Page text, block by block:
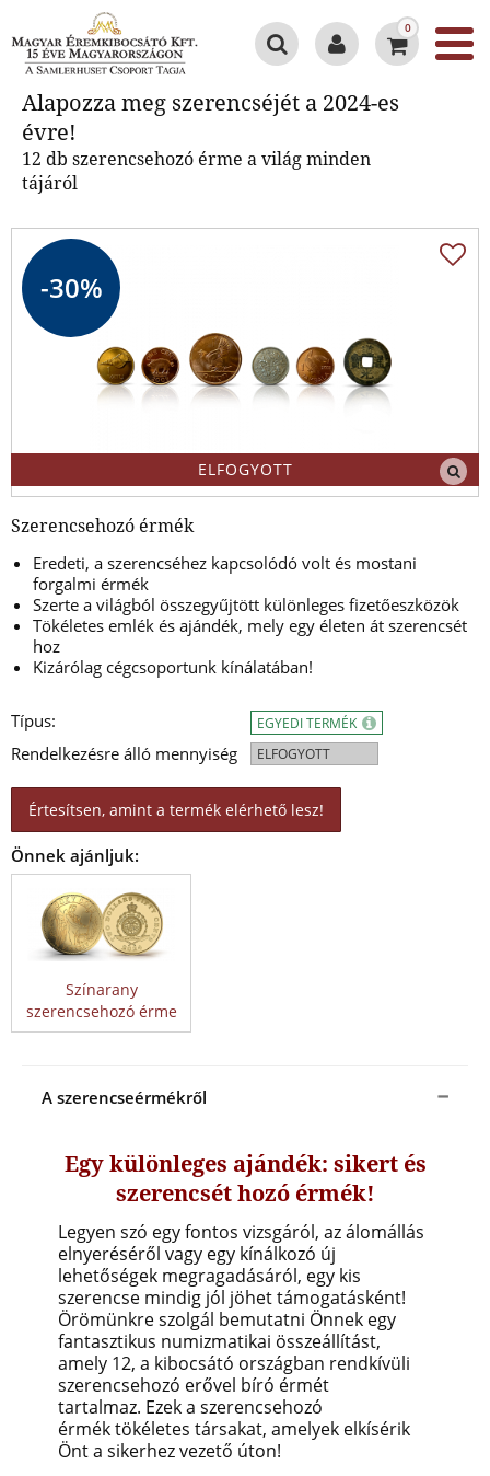
0
Alapozza meg szerencséjét a 2024-es
évre!
12 db szerencsehozó érme a világ minden
tájáról
-30%
ELFOGYOTT
Szerencsehozó érmék
Eredeti, a szerencséhez kapcsolódó volt és mostani
forgalmi érmék
Szerte a világból összegyűjtött különleges fizetőeszközök
Tökéletes emlék és ajándék, mely egy életen át szerencsét
hoz
Kizárólag cégcsoportunk kínálatában!
Típus:
Rendelkezésre álló mennyiség
EGYEDI TERMÉK
ELFOGYOTT
Értesítsen, amint a termék elérhető lesz!
Önnek ajánljuk:
Színarany
szerencsehozó érme
A szerencseérmékről
Egy különleges ajándék: sikert és
szerencsét hozó érmék!
Legyen szó egy fontos vizsgáról, az álomállás
elnyeréséről vagy egy kínálkozó új
lehetőségek megragadásáról, egy kis
szerencse mindig jól jöhet támogatásként!
Örömünkre szolgál bemutatni Önnek egy
fantasztikus numizmatikai összeállítást,
amely 12, a kibocsátó országban rendkívüli
szerencsehozó erővel bíró érmét
tartalmaz. Ezek a szerencsehozó
érmék tökéletes társakat, amelyek elkísérik
Önt a sikerhez vezető úton!
Alapozza meg szerencséjét a
2024-es évre!